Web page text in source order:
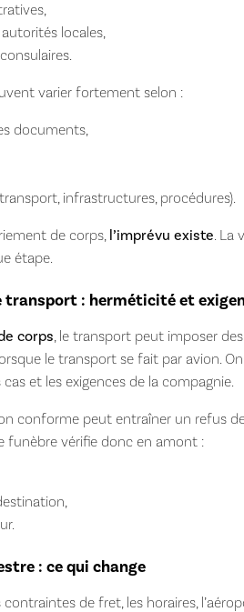
locales,
varier fortement selon :
documents,
infrastructures, procédures).
de corps, l’imprévu existe. La
étape.
transport : herméticité et
corps, le transport peut imposer
le transport se fait par avion.
et les exigences de la compagnie.
conforme peut entraîner un refus
funèbre vérifie donc en amont :
: ce qui change
contraintes de fret, les horaires,